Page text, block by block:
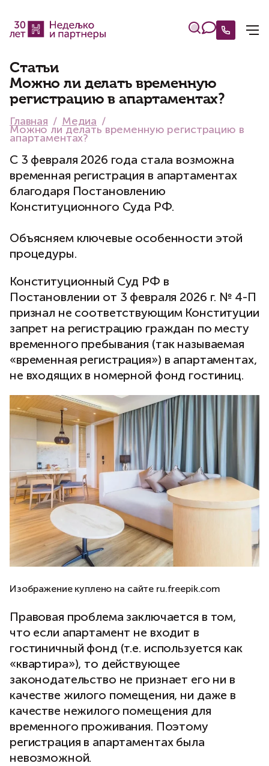
Статьи
Можно ли делать временную
регистрацию в апартаментах?
Главная Медиа
Можно ли делать временную регистрацию в
апартаментах?
С 3 февраля 2026 года стала возможна
временная регистрация в апартаментах
благодаря Постановлению
Конституционного Суда РФ.
Объясняем ключевые особенности этой
процедуры.
Конституционный Суд РФ в
Постановлении от 3 февраля 2026 г. № 4-П
признал не соответствующим Конституции
запрет на регистрацию граждан по месту
временного пребывания (так называемая
«временная регистрация») в апартаментах,
не входящих в номерной фонд гостиниц.
Изображение куплено на сайте ru.freepik.com
Правовая проблема заключается в том,
что если апартамент не входит в
гостиничный фонд (т.е. используется как
«квартира»), то действующее
законодательство не признает его ни в
качестве жилого помещения, ни даже в
качестве нежилого помещения для
временного проживания. Поэтому
регистрация в апартаментах была
невозможной.